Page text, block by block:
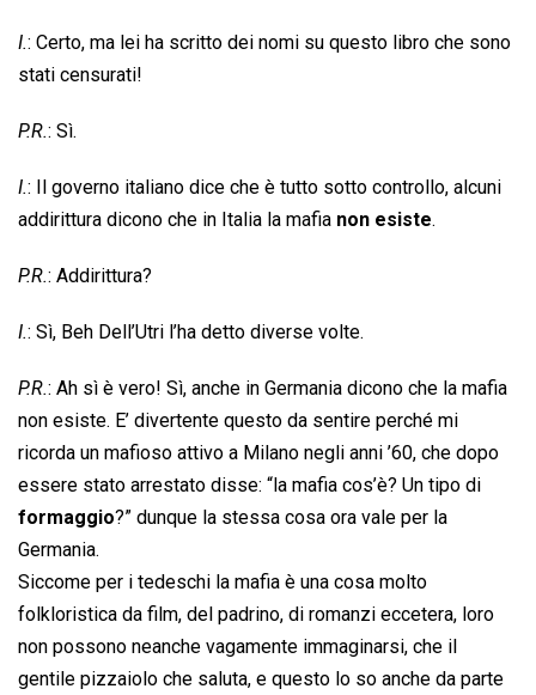
I.: Certo, ma lei ha scritto dei nomi su questo libro che sono
stati censurati!
P.R.: Sì.
I.: Il governo italiano dice che è tutto sotto controllo, alcuni
addirittura dicono che in Italia la mafia non esiste.
P.R.: Addirittura?
I.: Sì, Beh Dell’Utri l’ha detto diverse volte.
P.R.: Ah sì è vero! Sì, anche in Germania dicono che la mafia
non esiste. E’ divertente questo da sentire perché mi
ricorda un mafioso attivo a Milano negli anni ’60, che dopo
essere stato arrestato disse: “la mafia cos’è? Un tipo di
formaggio?” dunque la stessa cosa ora vale per la
Germania.
Siccome per i tedeschi la mafia è una cosa molto
folkloristica da film, del padrino, di romanzi eccetera, loro
non possono neanche vagamente immaginarsi, che il
gentile pizzaiolo che saluta, e questo lo so anche da parte